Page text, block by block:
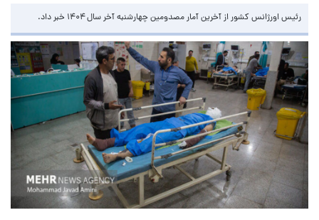
رئیس اورژانس کشور از آخرین آمار مصدومین چهارشنبه آخر سال ۱۴۰۴ خبر داد.